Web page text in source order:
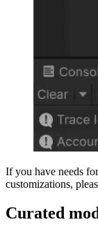
If you have needs
customizations,
Curated